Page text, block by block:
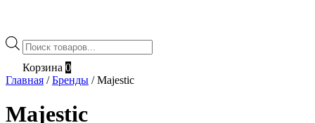
Поиск
товаров
Корзина 0
Главная / Бренды / Majestic
Majestic